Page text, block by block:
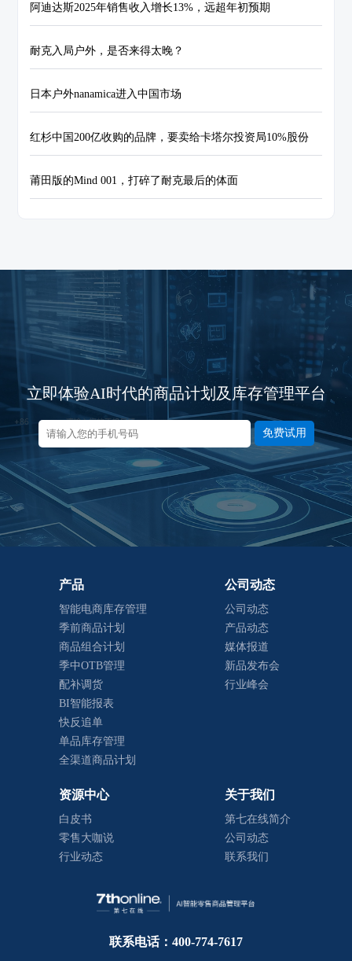
阿迪达斯2025年销售收入增长13%，远超年初预期
耐克入局户外，是否来得太晚？
日本户外nanamica进入中国市场
红杉中国200亿收购的品牌，要卖给卡塔尔投资局10%股份
莆田版的Mind 001，打碎了耐克最后的体面
立即体验AI时代的商品计划及库存管理平台
免费试用
产品
智能电商库存管理
季前商品计划
商品组合计划
季中OTB管理
配补调货
BI智能报表
快反追单
单品库存管理
全渠道商品计划
公司动态
公司动态
产品动态
媒体报道
新品发布会
行业峰会
资源中心
白皮书
零售大咖说
行业动态
关于我们
第七在线简介
公司动态
联系我们
联系电话：400-774-7617